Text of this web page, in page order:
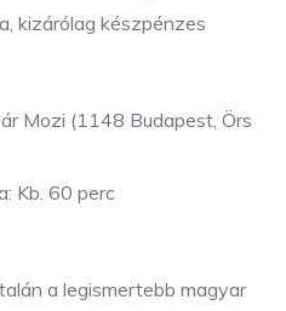
kizárólag készpénzes
Mozi (1148 Budapest, Örs
Kb. 60 perc
a legismertebb magyar